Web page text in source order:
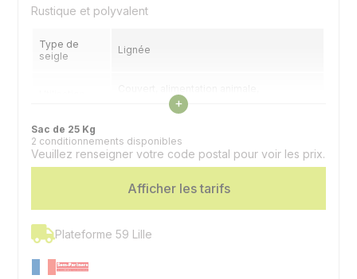
Rustique et polyvalent
Type de
seigle
Lignée
méthanisation, meunerie.
Alternativité
Précocité
Voir les caractéristiques
+
Sac de 25 Kg
2 conditionnements disponibles
Veuillez renseigner votre code postal pour voir les prix.
Afficher les tarifs
Plateforme 59 Lille